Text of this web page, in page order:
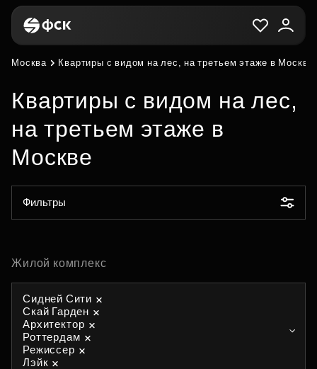
Москва Квартиры с видом на лес, на третьем этаже в Москве
Квартиры с видом на лес,
на третьем этаже в
Москве
Фильтры
Жилой комплекс
Сидней Сити
Скай Гарден
Архитектор
Роттердам
Режиссер
Лэйк